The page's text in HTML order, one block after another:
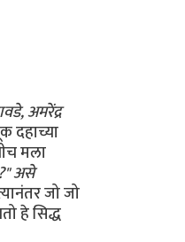
अमरेंद्र
दहाच्या
मला
असे
जो जो
हे सिद्ध